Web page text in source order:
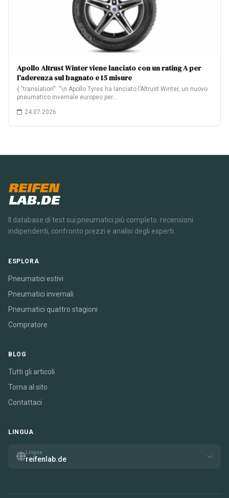
Apollo Altrust Winter viene lanciato con un rating A per
l’aderenza sul bagnato e 15 misure
{ “translation”: “\n Apollo Tyres ha lanciato l’Altrust Winter, un nuovo
pneumatico invernale europeo per…
24.07.2026
REIFEN
LAB.DE
Il database di test sui pneumatici più completo. recensioni
indipendenti, confronto prezzi e analisi degli esperti.
ESPLORA
Pneumatici estivi
Pneumatici invernali
Pneumatici quattro stagioni
Compratore
BLOG
Tutti gli articoli
Torna al sito
Contattaci
LINGUA
Lingua
reifenlab.de